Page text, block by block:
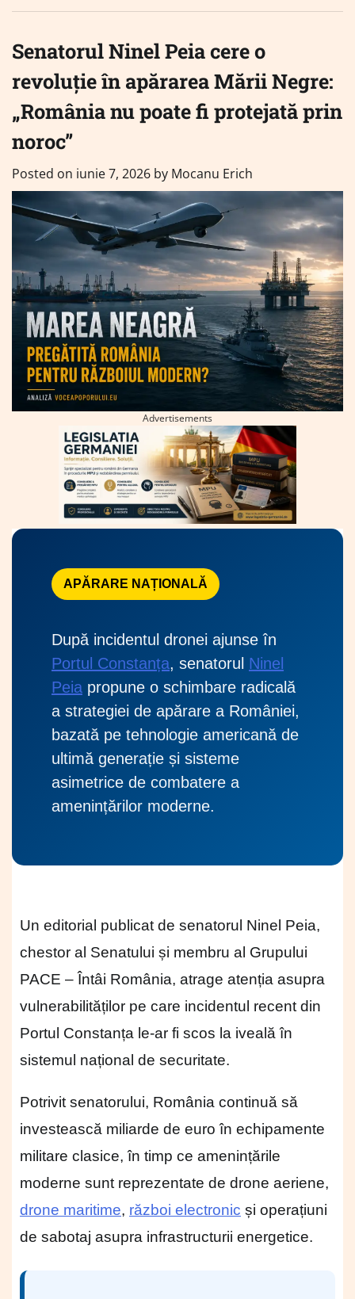
Senatorul Ninel Peia cere o
revoluție în apărarea Mării Negre:
„România nu poate fi protejată prin
noroc”
Posted on iunie 7, 2026 by Mocanu Erich
Advertisements
APĂRARE NAȚIONALĂ
După incidentul dronei ajunse în
Portul Constanța, senatorul Ninel
Peia propune o schimbare radicală
a strategiei de apărare a României,
bazată pe tehnologie americană de
ultimă generație și sisteme
asimetrice de combatere a
amenințărilor moderne.
Un editorial publicat de senatorul Ninel Peia,
chestor al Senatului și membru al Grupului
PACE – Întâi România, atrage atenția asupra
vulnerabilităților pe care incidentul recent din
Portul Constanța le-ar fi scos la iveală în
sistemul național de securitate.
Potrivit senatorului, România continuă să
investească miliarde de euro în echipamente
militare clasice, în timp ce amenințările
moderne sunt reprezentate de drone aeriene,
drone maritime, război electronic și operațiuni
de sabotaj asupra infrastructurii energetice.